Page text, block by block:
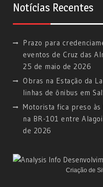
Notícias Recentes
Prazo para
eventos de Cruz das
25 de maio de 2026
Obras na Estação da
linhas de ônibus em
Motorista fica preso
na BR-101 entre
de 2026
Criação de